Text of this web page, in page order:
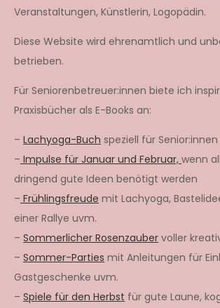
Veranstaltungen, Künstlerin, Logopädin.
Diese Website wird ehrenamtlich und
betrieben.
Für Seniorenbetreuer:innen biete ich
Praxisbücher als E-Books an:
– Lachyoga-Buch speziell für Senior:innen
– Impulse für Januar und Februar, wenn
dringend gute Ideen benötigt werden
– Frühlingsfreude mit Lachyoga,
einer Rallye uvm.
– Sommerlicher Rosenzauber voller
– Sommer-Parties mit Anleitungen für
Gastgeschenke uvm.
– Spiele für den Herbst für gute Laune,